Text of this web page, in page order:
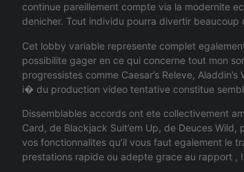
continue pareillement compte via la modernite
denicher. Tout individu pourra divertir
Cet lobby variable represente complet
possibilite gager en ce qui concerne tout mon
progressistes comme Caesar’s Releve,
i� du production video tentative constitue
Dissemblables accords ont ete collectivement
Card, de Blackjack Suit’em Up, de Deuces
vos fonctionnalites qu’il vous faut egalement le
prestations rapide ou adepte grace au rapport ,